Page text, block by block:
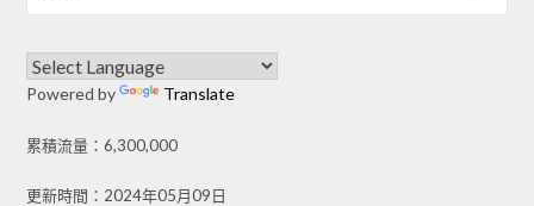
Powered by Translate
累積流量：6,300,000
更新時間：2024年05月09日